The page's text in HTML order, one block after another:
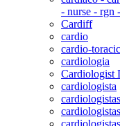
- nurse - rgn
Cardiff
cardio
cardio-
cardiologia
Cardiologist
cardiologista
cardiologistas